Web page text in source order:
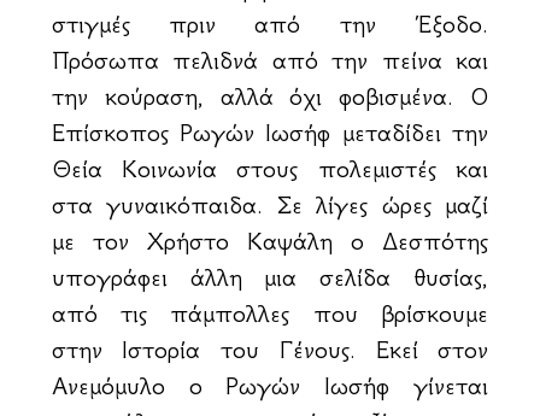
στιγμές πριν από την Έξοδο.
Πρόσωπα πελιδνά από την πείνα και
την κούραση, αλλά όχι φοβισμένα. Ο
Επίσκοπος Ρωγών Ιωσήφ μεταδίδει την
Θεία Κοινωνία στους πολεμιστές και
στα γυναικόπαιδα. Σε λίγες ώρες μαζί
με τον Χρήστο Καψάλη ο Δεσπότης
υπογράφει άλλη μια σελίδα θυσίας,
από τις πάμπολλες που βρίσκουμε
στην Ιστορία του Γένους. Εκεί στον
Ανεμόμυλο ο Ρωγών Ιωσήφ γίνεται